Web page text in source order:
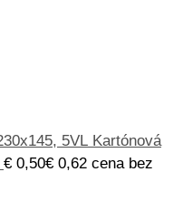
Kartónová
€ 0,50€ 0,62 cena bez